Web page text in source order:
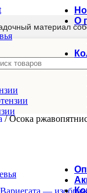
материал
О
/ Осока